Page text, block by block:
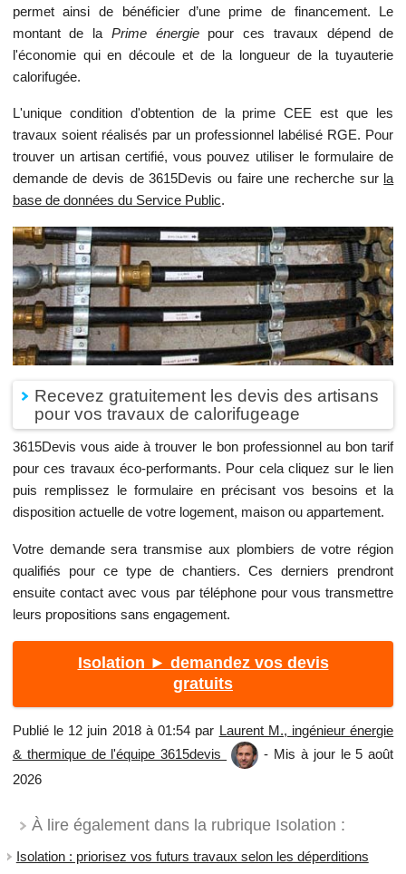
permet ainsi de bénéficier d’une prime de financement. Le
montant de la Prime énergiepour ces travaux dépend de
l'économie qui en découle et de la longueur de la tuyauterie
calorifugée.
L'unique condition d'obtention de la prime CEE est que les
travaux soient réalisés par un professionnel labélisé RGE. Pour
trouver un artisan certifié, vous pouvez utiliser le formulaire de
demande de devis de 3615Devis ou faire une recherche sur la
base de données du Service Public.
Recevez gratuitement les devis des artisans
pour vos travaux de calorifugeage
3615Devis vous aide à trouver le bon professionnel au bon tarif
pour ces travaux éco-performants. Pour cela cliquez sur le lien
puis remplissez le formulaire en précisant vos besoins et la
disposition actuelle de votre logement, maison ou appartement.
Votre demande sera transmise aux plombiers de votre région
qualifiés pour ce type de chantiers. Ces derniers prendront
ensuite contact avec vous par téléphone pour vous transmettre
leurs propositions sans engagement.
Isolation ► demandez vos devis
gratuits
Publié le 12 juin 2018 à 01:54 par Laurent M., ingénieur énergie
& thermique de l'équipe 3615devis
- Mis à jour le 5 août
2026
À lire également dans la rubrique Isolation :
Isolation : priorisez vos futurs travaux selon les déperditions